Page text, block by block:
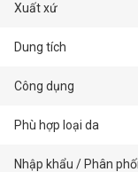
Xuất xứ
Dung tích
Công dụng
Phù hợp loại da
Nhập khẩu / Phân